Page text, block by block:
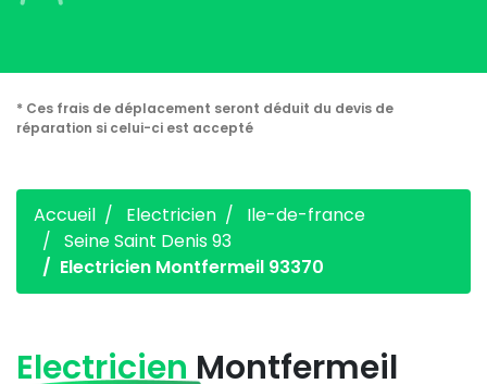
* Ces frais de déplacement seront déduit du devis de
réparation si celui-ci est accepté
Accueil Electricien
Ile-de-france
Seine Saint Denis 93
Electricien Montfermeil 93370
Electricien Montfermeil